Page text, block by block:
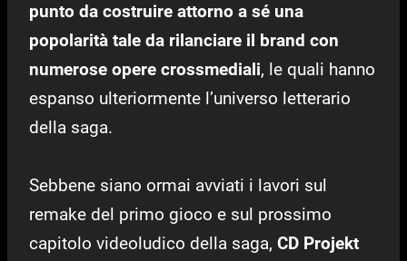
punto da costruire attorno a sé una
popolarità tale da rilanciare il brand con
numerose opere crossmediali, le quali hanno
espanso ulteriormente l’universo letterario
della saga.
Sebbene siano ormai avviati i lavori sul
remake del primo gioco e sul prossimo
capitolo videoludico della saga, CD Projekt